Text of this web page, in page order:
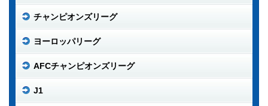
チャンピオンズリーグ
ヨーロッパリーグ
AFCチャンピオンズリーグ
J1